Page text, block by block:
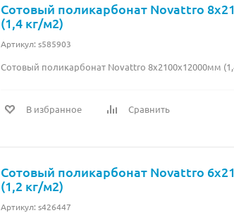
Сотовый поликарбонат Novattro
(1,4 кг/м2)
Артикул: s585903
Сотовый поликарбонат Novattro 8х2100х12000мм
В избранное Сравнить
Сотовый поликарбонат Novattro
(1,2 кг/м2)
Артикул: s426447